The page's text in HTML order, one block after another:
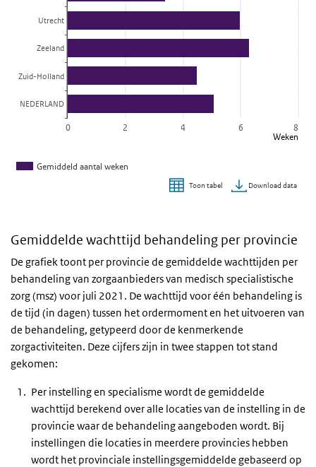
Weken
Gemiddeld aantal weken
Utrecht
Zeeland
Zuid-Holland
NEDERLAND
0 2 4 6 8
Toon tabel Download data
Gemiddelde wachttijd behandeling per provincie
De grafiek toont per provincie de gemiddelde wachttijden per
behandeling van zorgaanbieders van medisch specialistische
zorg (msz) voor juli 2021. De wachttijd voor één behandeling is
de tijd (in dagen) tussen het ordermoment en het uitvoeren van
de behandeling, getypeerd door de kenmerkende
zorgactiviteiten. Deze cijfers zijn in twee stappen tot stand
gekomen:
Per instelling en specialisme wordt de gemiddelde
wachttijd berekend over alle locaties van de instelling in de
provincie waar de behandeling aangeboden wordt. Bij
instellingen die locaties in meerdere provincies hebben
wordt het provinciale instellingsgemiddelde gebaseerd op